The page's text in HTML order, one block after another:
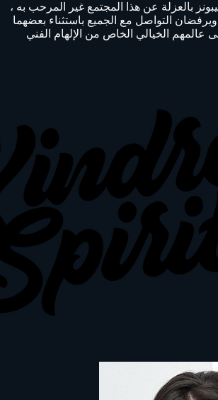
بالعزلة عن هذا المجتمع غير المرحب به ،
التواصل مع الجميع باستثناء بعضهما
عالمهم الخيالي الخاص من الإلهام الفني